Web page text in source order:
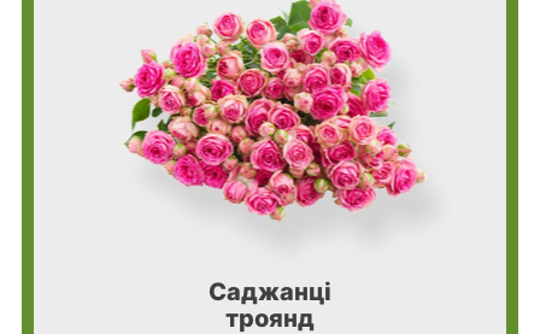
Саджанці
троянд